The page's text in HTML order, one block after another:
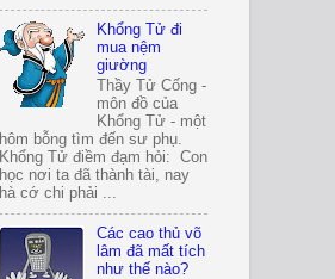
Khổng Tử đi
mua nệm
giường
Thầy Tử Cống -
môn đồ của
Khổng Tử - một
hôm bỗng tìm đến sư phụ.
Khổng Tử điềm đạm hỏi: Con
học nơi ta đã thành tài, nay
hà cớ chi phải ...
Các cao thủ võ
lâm đã mất tích
như thế nào?